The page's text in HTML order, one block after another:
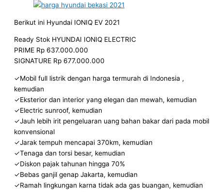
Berikut ini Hyundai IONIQ EV 2021
Ready Stok HYUNDAI IONIQ ELECTRIC
PRIME Rp 637.000.000
SIGNATURE Rp 677.000.000
✓Mobil full listrik dengan harga termurah di Indonesia ,
kemudian
✓Eksterior dan interior yang elegan dan mewah, kemudian
✓Electric sunroof, kemudian
✓Jauh lebih irit pengeluaran uang bahan bakar dari pada mobil
konvensional
✓Jarak tempuh mencapai 370km, kemudian
✓Tenaga dan torsi besar, kemudian
✓Diskon pajak tahunan hingga 70%
✓Bebas ganjil genap Jakarta, kemudian
✓Ramah lingkungan karna tidak ada gas buangan, kemudian